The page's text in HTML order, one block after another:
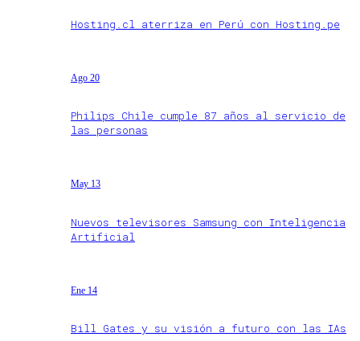
Hosting.cl aterriza en Perú con Hosting.pe
Ago 20
Philips Chile cumple 87 años al servicio de
las personas
May 13
Nuevos televisores Samsung con Inteligencia
Artificial
Ene 14
Bill Gates y su visión a futuro con las IAs